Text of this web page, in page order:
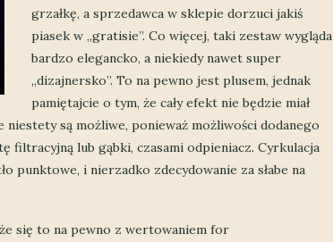
grzałkę, a sprzedawca w sklepie dorzuci jakiś
piasek w „gratisie”. Co więcej, taki zestaw wygląda
bardzo elegancko, a niekiedy nawet super
„dizajnersko”. To na pewno jest plusem, jednak
pamiętajcie o tym, że cały efekt nie będzie miał
są możliwe, ponieważ możliwości dodanego
lub gąbki, czasami odpieniacz. Cyrkulacja
punktowe, i nierzadko zdecydowanie za słabe na
się to na pewno z wertowaniem for